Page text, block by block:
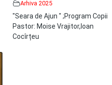
Arhiva 2025
"Seara de Ajun " ;Program Copii
Pastor: Moise Vrajitor,Ioan
Cocîrțeu